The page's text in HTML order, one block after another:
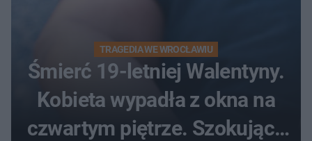
TRAGEDIA WE WROCŁAWIU
Śmierć 19-letniej Walentyny.
Kobieta wypadła z okna na
czwartym piętrze. Szokujące